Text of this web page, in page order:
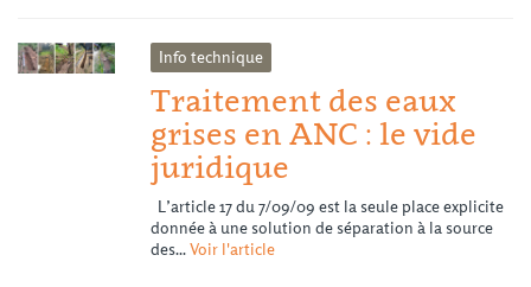
Info technique
Traitement des eaux
grises en ANC : le vide
juridique
L’article 17 du 7/09/09 est la seule place explicite
donnée à une solution de séparation à la source
des...Voir l'article